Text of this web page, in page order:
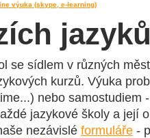
výuka (skype, e-learning)
se sídlem v různých
kurzů. Výuka
nebo samostudiem
jazykové školy a její
nezávislé formuláře -